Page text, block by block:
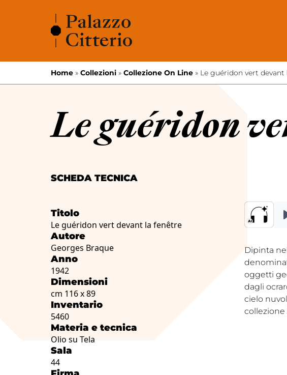
Home » Collezioni » Collezione On Line » Le guéridon vert devant
Le guéridon
SCHEDA TECNICA
Titolo
Le guéridon vert devant la fenêtre
Autore
Georges Braque
Anno
1942
Dimensioni
cm 116 x 89
Inventario
5460
Materia e tecnica
Olio su Tela
Sala
44
Dipinta
oggetti
dagli
cielo